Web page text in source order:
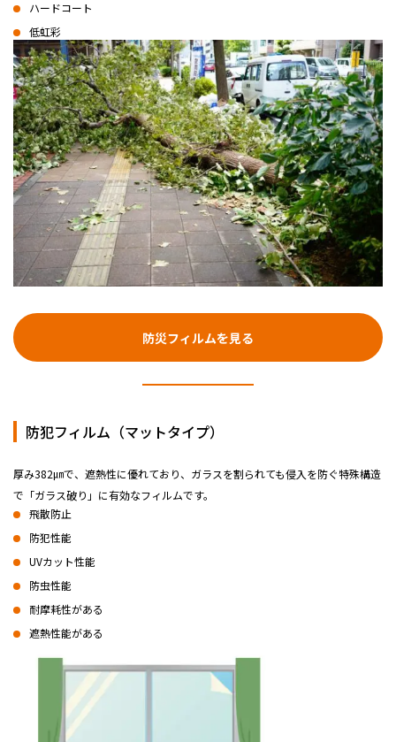
ハードコート
低虹彩
防災フィルムを見る
防犯フィルム（マットタイプ）
厚み382㎛で、遮熱性に優れており、ガラスを割られても侵入を防ぐ特殊構造
で「ガラス破り」に有効なフィルムです。
飛散防止
防犯性能
UVカット性能
防虫性能
耐摩耗性がある
遮熱性能がある